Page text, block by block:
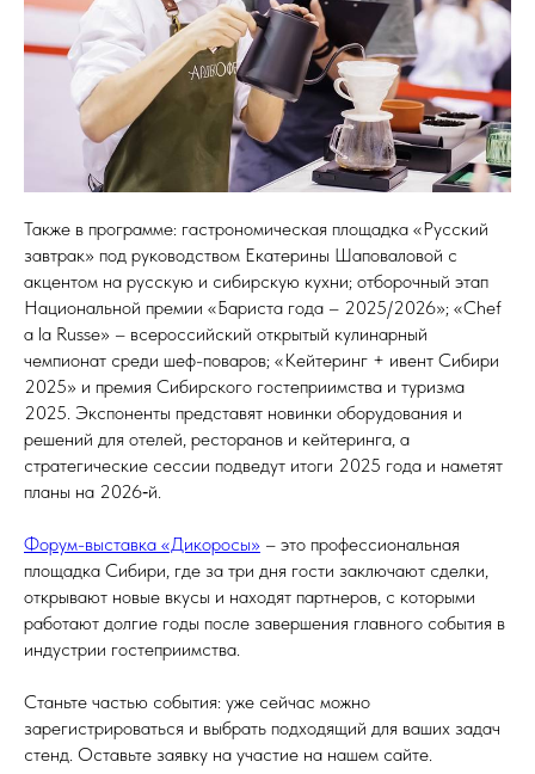
Также в программе: гастрономическая площадка «Русский
завтрак» под руководством Екатерины Шаповаловой с
акцентом на русскую и сибирскую кухни; отборочный этап
Национальной премии «Бариста года – 2025/2026»; «Chef
a la Russe» – всероссийский открытый кулинарный
чемпионат среди шеф-поваров; «Кейтеринг + ивент Сибири
2025» и премия Сибирского гостеприимства и туризма
2025. Экспоненты представят новинки оборудования и
решений для отелей, ресторанов и кейтеринга, а
стратегические сессии подведут итоги 2025 года и наметят
планы на 2026‑й.
Форум-выставка «Дикоросы» – это профессиональная
площадка Сибири, где за три дня гости заключают сделки,
открывают новые вкусы и находят партнеров, с которыми
работают долгие годы после завершения главного события в
индустрии гостеприимства.
Станьте частью события: уже сейчас можно
зарегистрироваться и выбрать подходящий для ваших задач
стенд. Оставьте заявку на участие на нашем сайте.